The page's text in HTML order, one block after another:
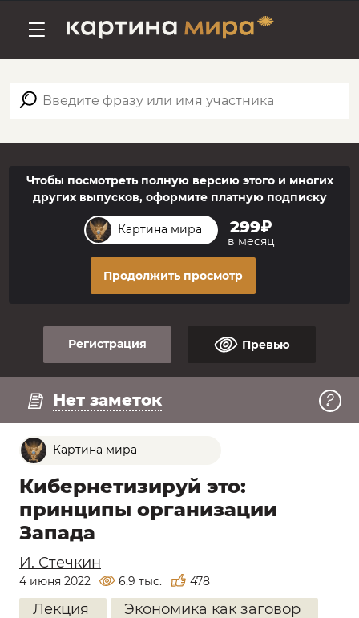
Чтобы посмотреть полную версию этого и многих
других выпусков, оформите платную подписку
Картина мира 299₽
в месяц
Продолжить просмотр
Регистрация Смотреть превью
Регистрация Превью
Нет заметок
Картина мира
Кибернетизируй это:
принципы организации
Запада
И. Стечкин
4 июня 2022 6.9 тыс. 478
Лекция
Экономика как заговор